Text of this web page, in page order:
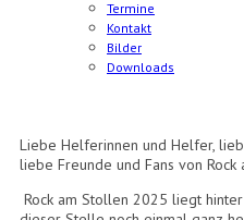
Termine
Kontakt
Bilder
Downloads
Liebe Helferinnen und Helfer,
liebe Freunde und Fans von Rock
Rock am Stollen 2025 liegt